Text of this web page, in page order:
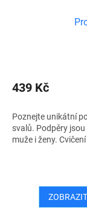
439 Kč
Poznejte unikátní
svalů. Podpěry
muže i ženy.